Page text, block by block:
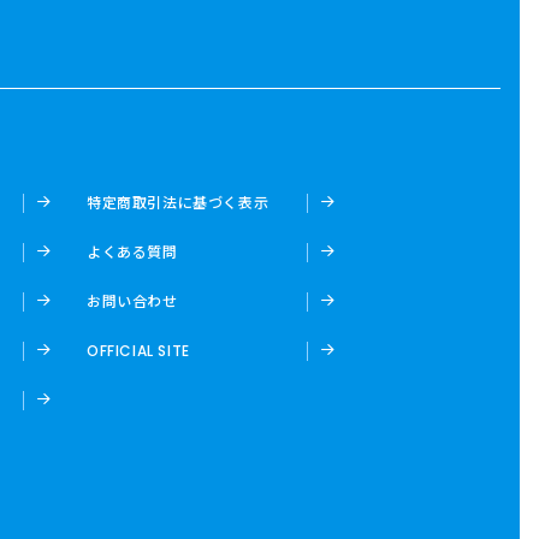
特定商取引法に基づく表示
よくある質問
お問い合わせ
OFFICIAL SITE